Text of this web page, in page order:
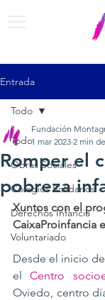
Entrada
Todo
Obras Sociales
Colegios Solidarios
Derechos Infancia
Voluntariado
Todo
Romper el
pobreza
Fundación
1 mar 2023 2 min
Xuntos con el
CaixaProinfancia
Desde el inicio de
el Centro
Oviedo, centro